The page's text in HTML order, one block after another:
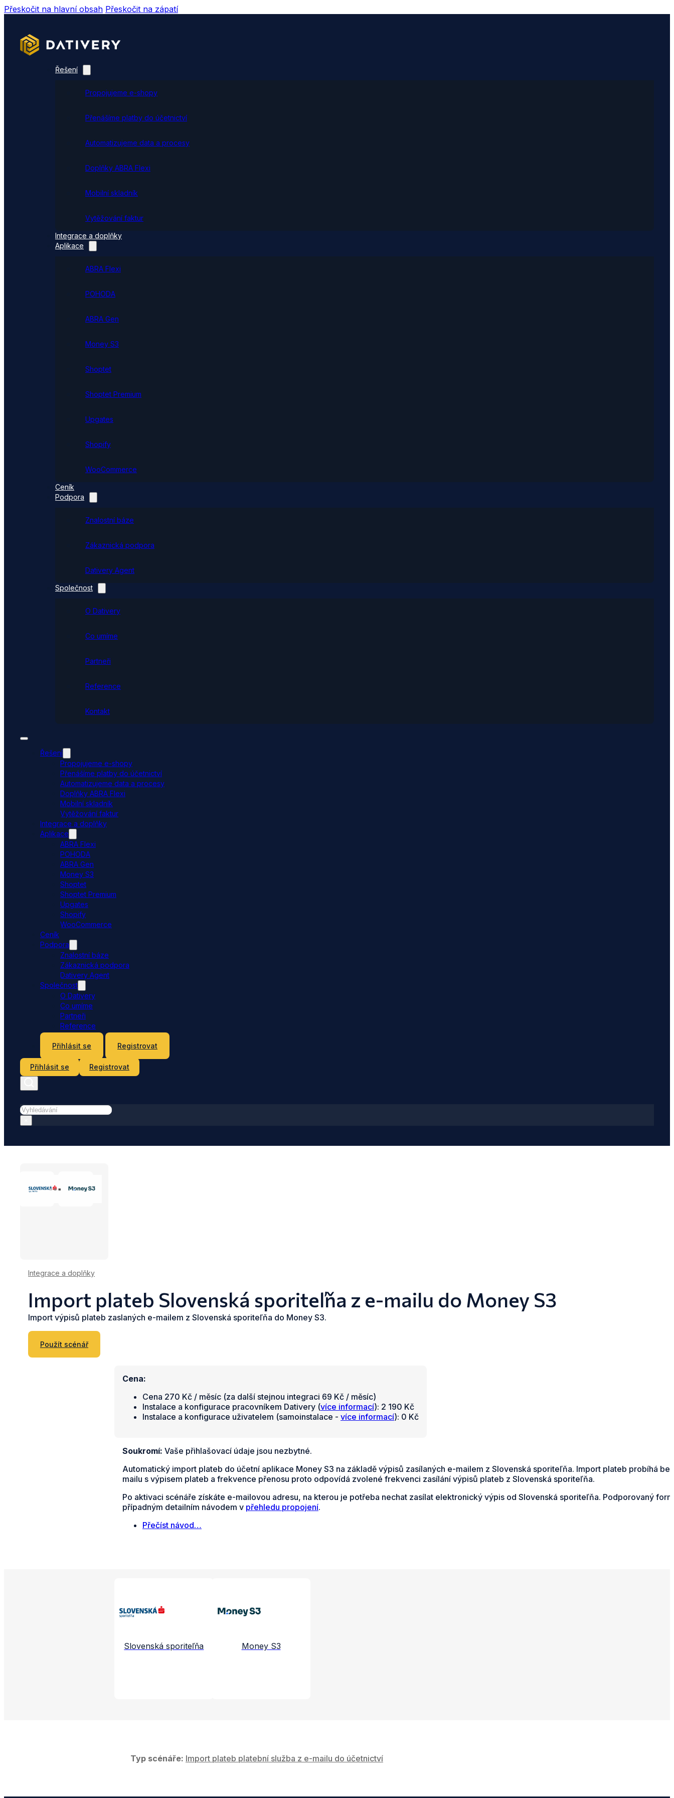
Přeskočit na hlavní obsah Přeskočit na zápatí
Řešení
Propojujeme e-shopy
Přenášíme platby do účetnictví
Automatizujeme data a procesy
Doplňky ABRA Flexi
Mobilní skladník
Vytěžování faktur
Integrace a doplňky
Aplikace
ABRA Flexi
POHODA
ABRA Gen
Money S3
Shoptet
Shoptet Premium
Upgates
Shopify
WooCommerce
Ceník
Podpora
Znalostní báze
Zákaznická podpora
Dativery Agent
Společnost
O Dativery
Co umíme
Partneři
Reference
Kontakt
Řešení
Propojujeme e-shopy
Přenášíme platby do účetnictví
Automatizujeme data a procesy
Doplňky ABRA Flexi
Mobilní skladník
Vytěžování faktur
Integrace a doplňky
Aplikace
ABRA Flexi
POHODA
ABRA Gen
Money S3
Shoptet
Shoptet Premium
Upgates
Shopify
WooCommerce
Ceník
Podpora
Znalostní báze
Zákaznická podpora
Dativery Agent
Společnost
O Dativery
Co umíme
Partneři
Reference
Přihlásit se
Registrovat
Přihlásit se Registrovat
Hledat
Integrace a doplňky
Import plateb Slovenská sporiteľňa z e-mailu do Money S3
Import výpisů plateb zaslaných e-mailem z Slovenská sporiteľňa do Money S3.
Použít scénář
Cena:
Cena 270 Kč / měsíc (za další stejnou integraci 69 Kč / měsíc)
Instalace a konfigurace pracovníkem Dativery (více informací): 2 190 Kč
Instalace a konfigurace uživatelem (samoinstalace - více informací): 0 Kč
Soukromí: Vaše přihlašovací údaje jsou nezbytné.
Automatický import plateb do účetní aplikace Money S3 na základě výpisů zasílaných e-mailem z Slovenská sporiteľňa. Import plateb probíhá
mailu s výpisem plateb a frekvence přenosu proto odpovídá zvolené frekvenci zasílání výpisů plateb z Slovenská sporiteľňa.
Po aktivaci scénáře získáte e-mailovou adresu, na kterou je potřeba nechat zasílat elektronický výpis od Slovenská sporiteľňa. Podporovaný
případným detailním návodem v přehledu propojení.
Přečíst návod…
Slovenská sporiteľňa Money S3
Typ scénáře: Import plateb platební služba z e-mailu do účetnictví